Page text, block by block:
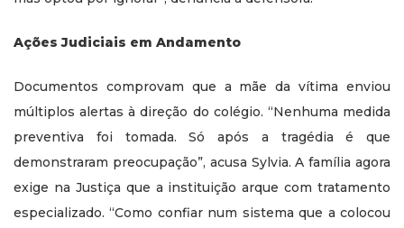
Ações Judiciais em Andamento
Documentos comprovam que a mãe da vítima enviou
múltiplos alertas à direção do colégio. “Nenhuma medida
preventiva foi tomada. Só após a tragédia é que
demonstraram preocupação”, acusa Sylvia. A família agora
exige na Justiça que a instituição arque com tratamento
especializado. “Como confiar num sistema que a colocou